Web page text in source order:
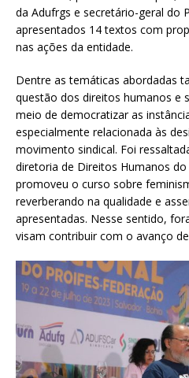
da Adufrgs e secretário-geral do
apresentados 14 textos com
nas ações da entidade.
Dentre as temáticas abordadas
questão dos direitos humanos e
meio de democratizar as
especialmente relacionada às
movimento sindical. Foi
diretoria de Direitos Humanos
promoveu o curso sobre
reverberando na qualidade e
apresentadas. Nesse sentido,
visam contribuir com o avanço